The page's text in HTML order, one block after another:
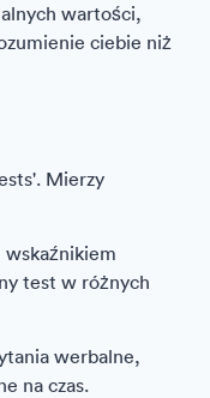
wartości,
ciebie niż
Mierzy
test w różnych
werbalne,
na czas.